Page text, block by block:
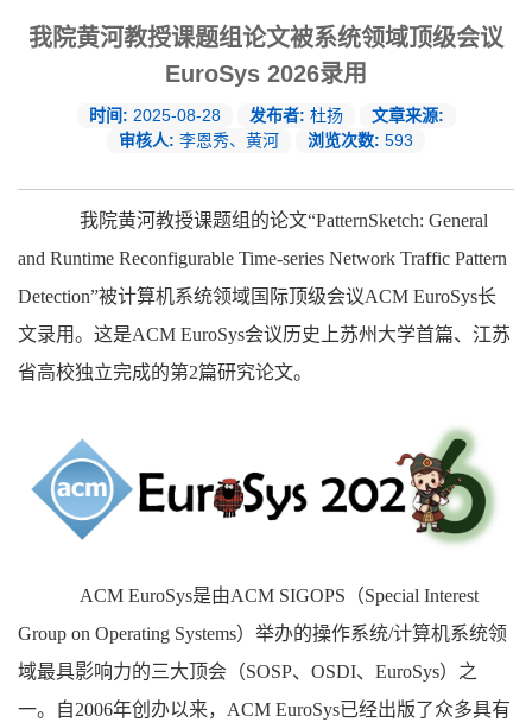
我院黄河教授课题组论文被系统领域顶级会议
EuroSys 2026录用
时间: 2025-08-28 发布者: 杜扬
文章来源:
审核人: 李恩秀、黄河 浏览次数: 593
我院黄河教授课题组的论文“PatternSketch: General
and Runtime Reconfigurable Time-series Network Traffic Pattern
Detection”被计算机系统领域国际顶级会议ACM EuroSys长
文录用。这是ACM EuroSys会议历史上苏州大学首篇、江苏
省高校独立完成的第2篇研究论文。
ACM EuroSys是由ACM SIGOPS（Special Interest
Group on Operating Systems）举办的操作系统/计算机系统领
域最具影响力的三大顶会（SOSP、OSDI、EuroSys）之
一。自2006年创办以来，ACM EuroSys已经出版了众多具有